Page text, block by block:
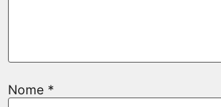
Nome *